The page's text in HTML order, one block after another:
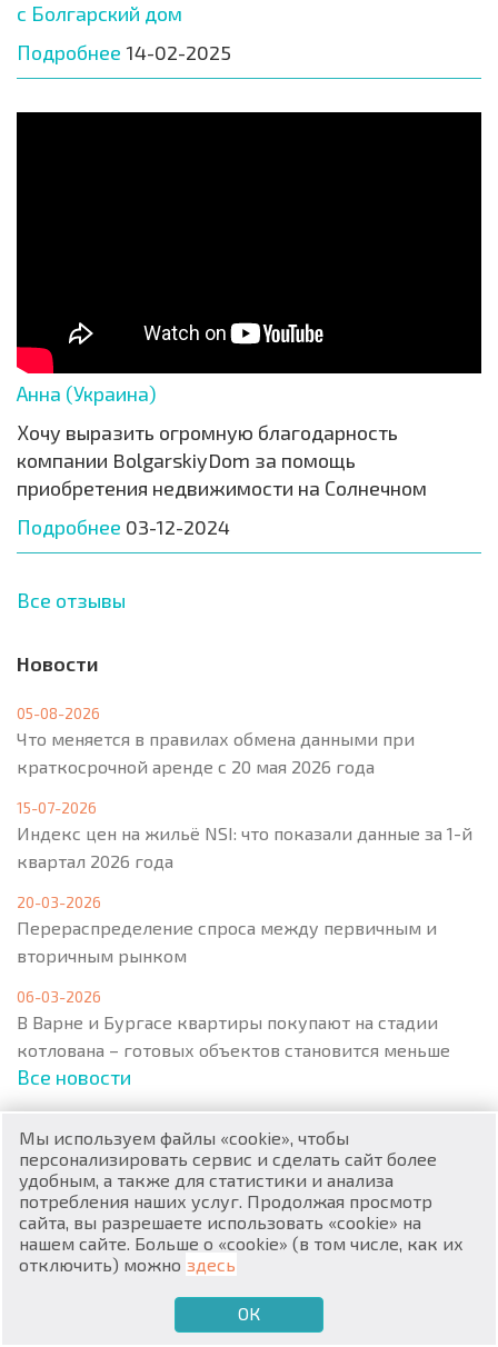
€
$
₽
₴
zł BG
с Болгарский дом
Подробнее 14-02-2025
Анна (Украина)
Хочу выразить огромную благодарность
компании BolgarskiyDom за помощь
приобретения недвижимости на Солнечном
Подробнее 03-12-2024
Все отзывы
Новости
05-08-2026
Что меняется в правилах обмена данными при
краткосрочной аренде с 20 мая 2026 года
15-07-2026
Индекс цен на жильё NSI: что показали данные за 1-й
квартал 2026 года
20-03-2026
Перераспределение спроса между первичным и
вторичным рынком
06-03-2026
В Варне и Бургасе квартиры покупают на стадии
котлована – готовых объектов становится меньше
Все новости
Меню
Популярная недвижимость
Мы используем файлы «cookie», чтобы
персонализировать сервис и сделать сайт более
удобным, а также для статистики и анализа
потребления наших услуг. Продолжая просмотр
сайта, вы разрешаете использовать «cookie» на
нашем сайте. Больше о «cookie» (в том числе, как их
отключить) можно здесь
ОК